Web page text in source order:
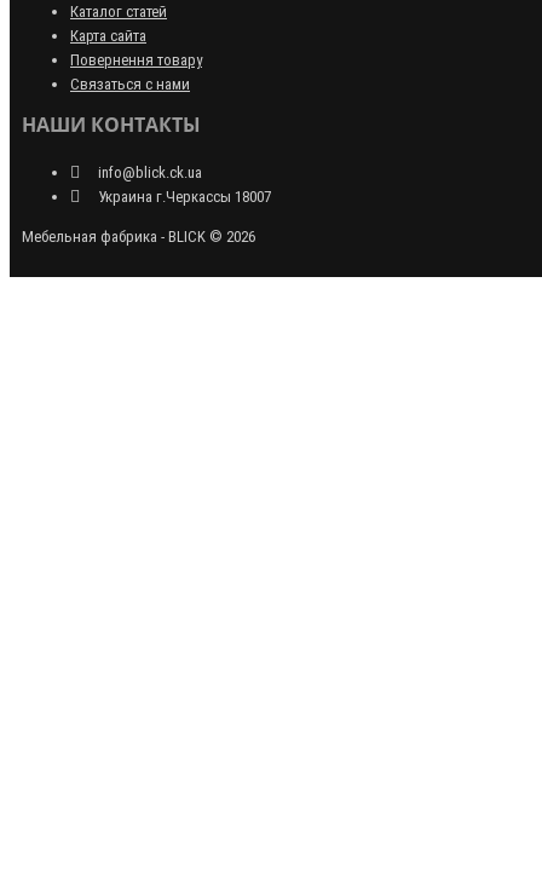
Каталог статей
Карта сайта
Повернення товару
Связаться с нами
НАШИ КОНТАКТЫ
info@blick.ck.ua
Украина г.Черкассы 18007
Мебельная фабрика - BLICK © 2026